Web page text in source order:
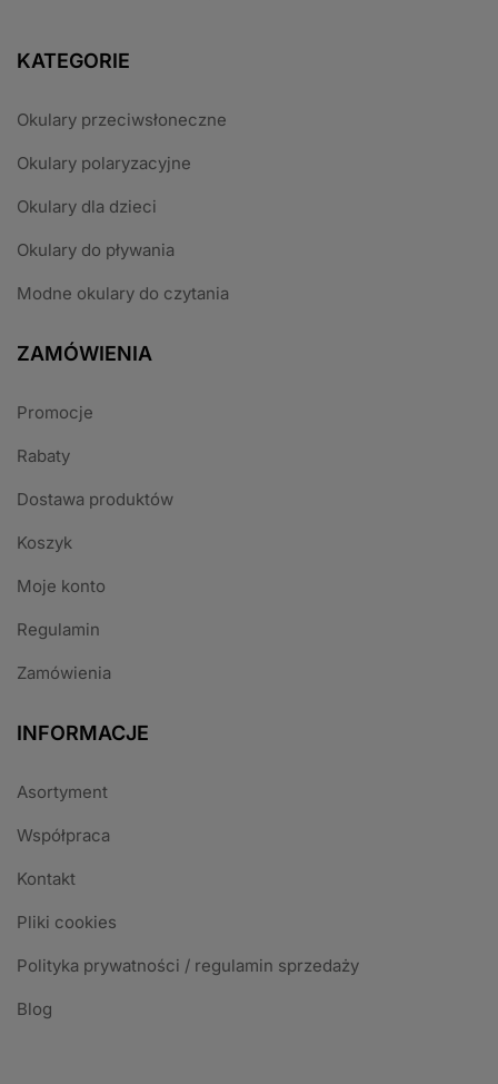
KATEGORIE
Okulary przeciwsłoneczne
Okulary polaryzacyjne
Okulary dla dzieci
Okulary do pływania
Modne okulary do czytania
ZAMÓWIENIA
Promocje
Rabaty
Dostawa produktów
Koszyk
Moje konto
Regulamin
Zamówienia
INFORMACJE
Asortyment
Współpraca
Kontakt
Pliki cookies
Polityka prywatności / regulamin sprzedaży
Blog